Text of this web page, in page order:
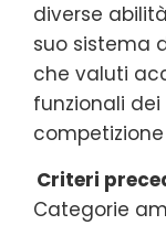
diverse
suo sistema
che valuti
funzionali
Criteri
Categorie